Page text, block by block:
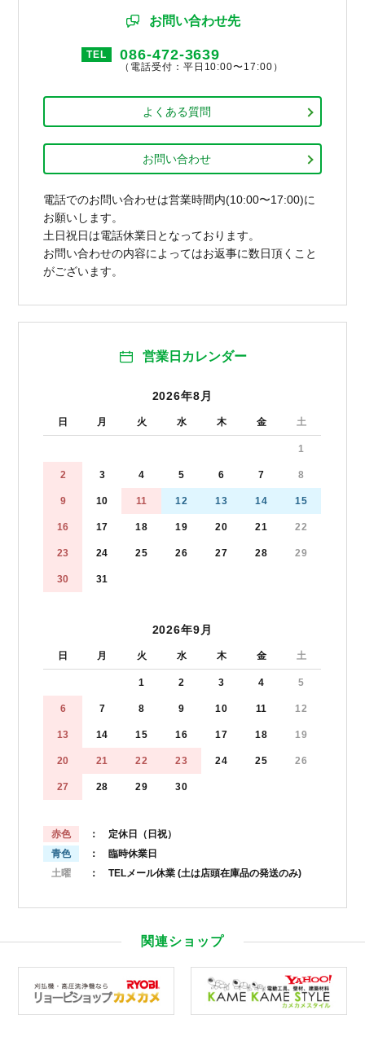
お問い合わせ先
TEL 086-472-3639
（電話受付：平日10:00〜17:00）
よくある質問
お問い合わせ
電話でのお問い合わせは営業時間内(10:00〜17:00)に
お願いします。
土日祝日は電話休業日となっております。
お問い合わせの内容によってはお返事に数日頂くこと
がございます。
営業日カレンダー
2026年8月
日 月 火 水 木 金 土
1
2 3 4 5 6 7 8
9 10 11 12 13 14 15
16 17 18 19 20 21 22
23 24 25 26 27 28 29
30 31
2026年9月
日 月 火 水 木 金 土
1 2 3 4 5
6 7 8 9 10 11 12
13 14 15 16 17 18 19
20 21 22 23 24 25 26
27 28 29 30
赤色
： 定休日（日祝）
青色
： 臨時休業日
土曜
： TELメール休業 (土は店頭在庫品の発送のみ)
関連ショップ